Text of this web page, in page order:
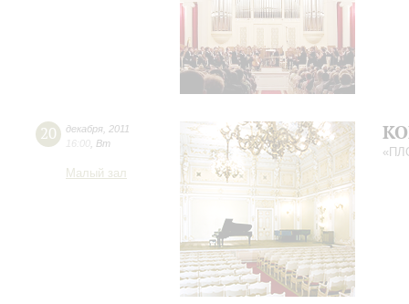
20 декабря 2011
16:00 Вт
Малый зал